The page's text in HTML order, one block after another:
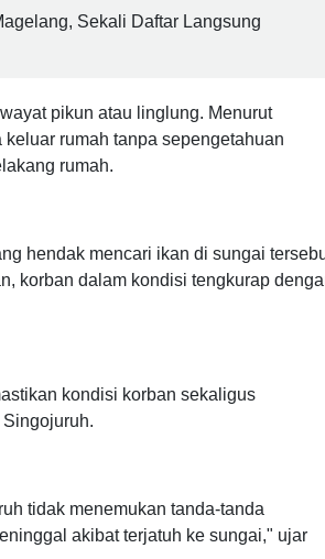
pikun atau linglung. Menurut
hendak mencari ikan di sungai tersebut